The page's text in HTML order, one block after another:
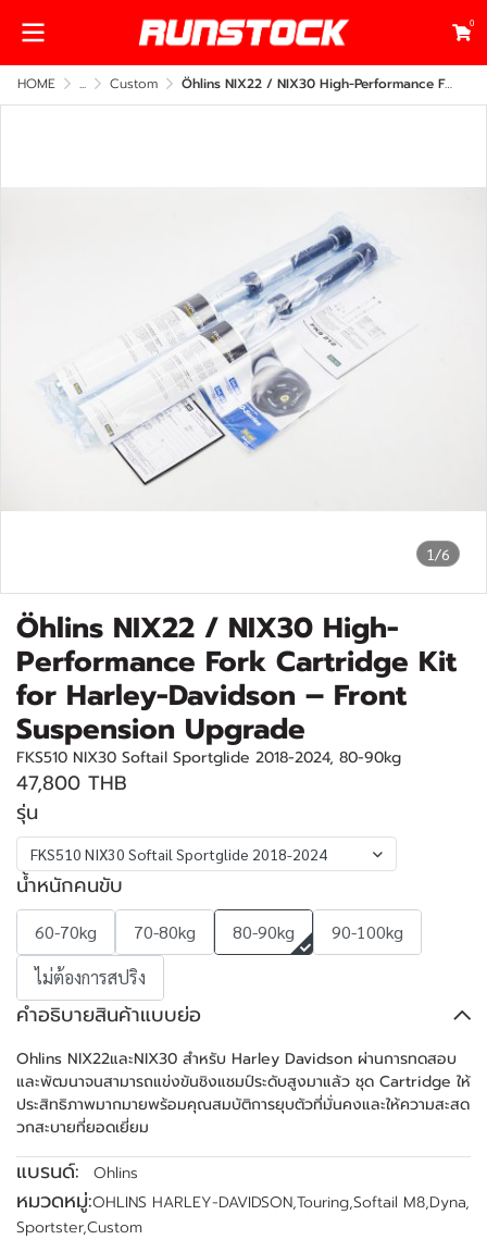
0
HOME ... Custom Öhlins NIX22 / NIX30 High-Performance Fork Cartridge Kit for Harley-Davidson – Front Suspension Upgrade
1/6
Öhlins NIX22 / NIX30 High-
Performance Fork Cartridge Kit
for Harley-Davidson – Front
Suspension Upgrade
FKS510 NIX30 Softail Sportglide 2018-2024, 80-90kg
47,800 THB
รุ่น
FKS510 NIX30 Softail Sportglide 2018-2024
น้ำหนักคนขับ
60-70kg 70-80kg 80-90kg
90-100kg
ไม่ต้องการสปริง
คำอธิบายสินค้าแบบย่อ
Ohlins NIX22และNIX30 สำหรับ Harley Davidson ผ่านการทดสอบ
และพัฒนาจนสามารถแข่งขันชิงแชมป์ระดับสูงมาแล้ว ชุด Cartridge ให้
ประสิทธิภาพมากมายพร้อมคุณสมบัติการยุบตัวที่มั่นคงและให้ความสะสด
วกสะบายที่ยอดเยี่ยม
แบรนด์: Ohlins
หมวดหมู่:OHLINS HARLEY-DAVIDSON,Touring,Softail M8,Dyna,
Sportster,Custom